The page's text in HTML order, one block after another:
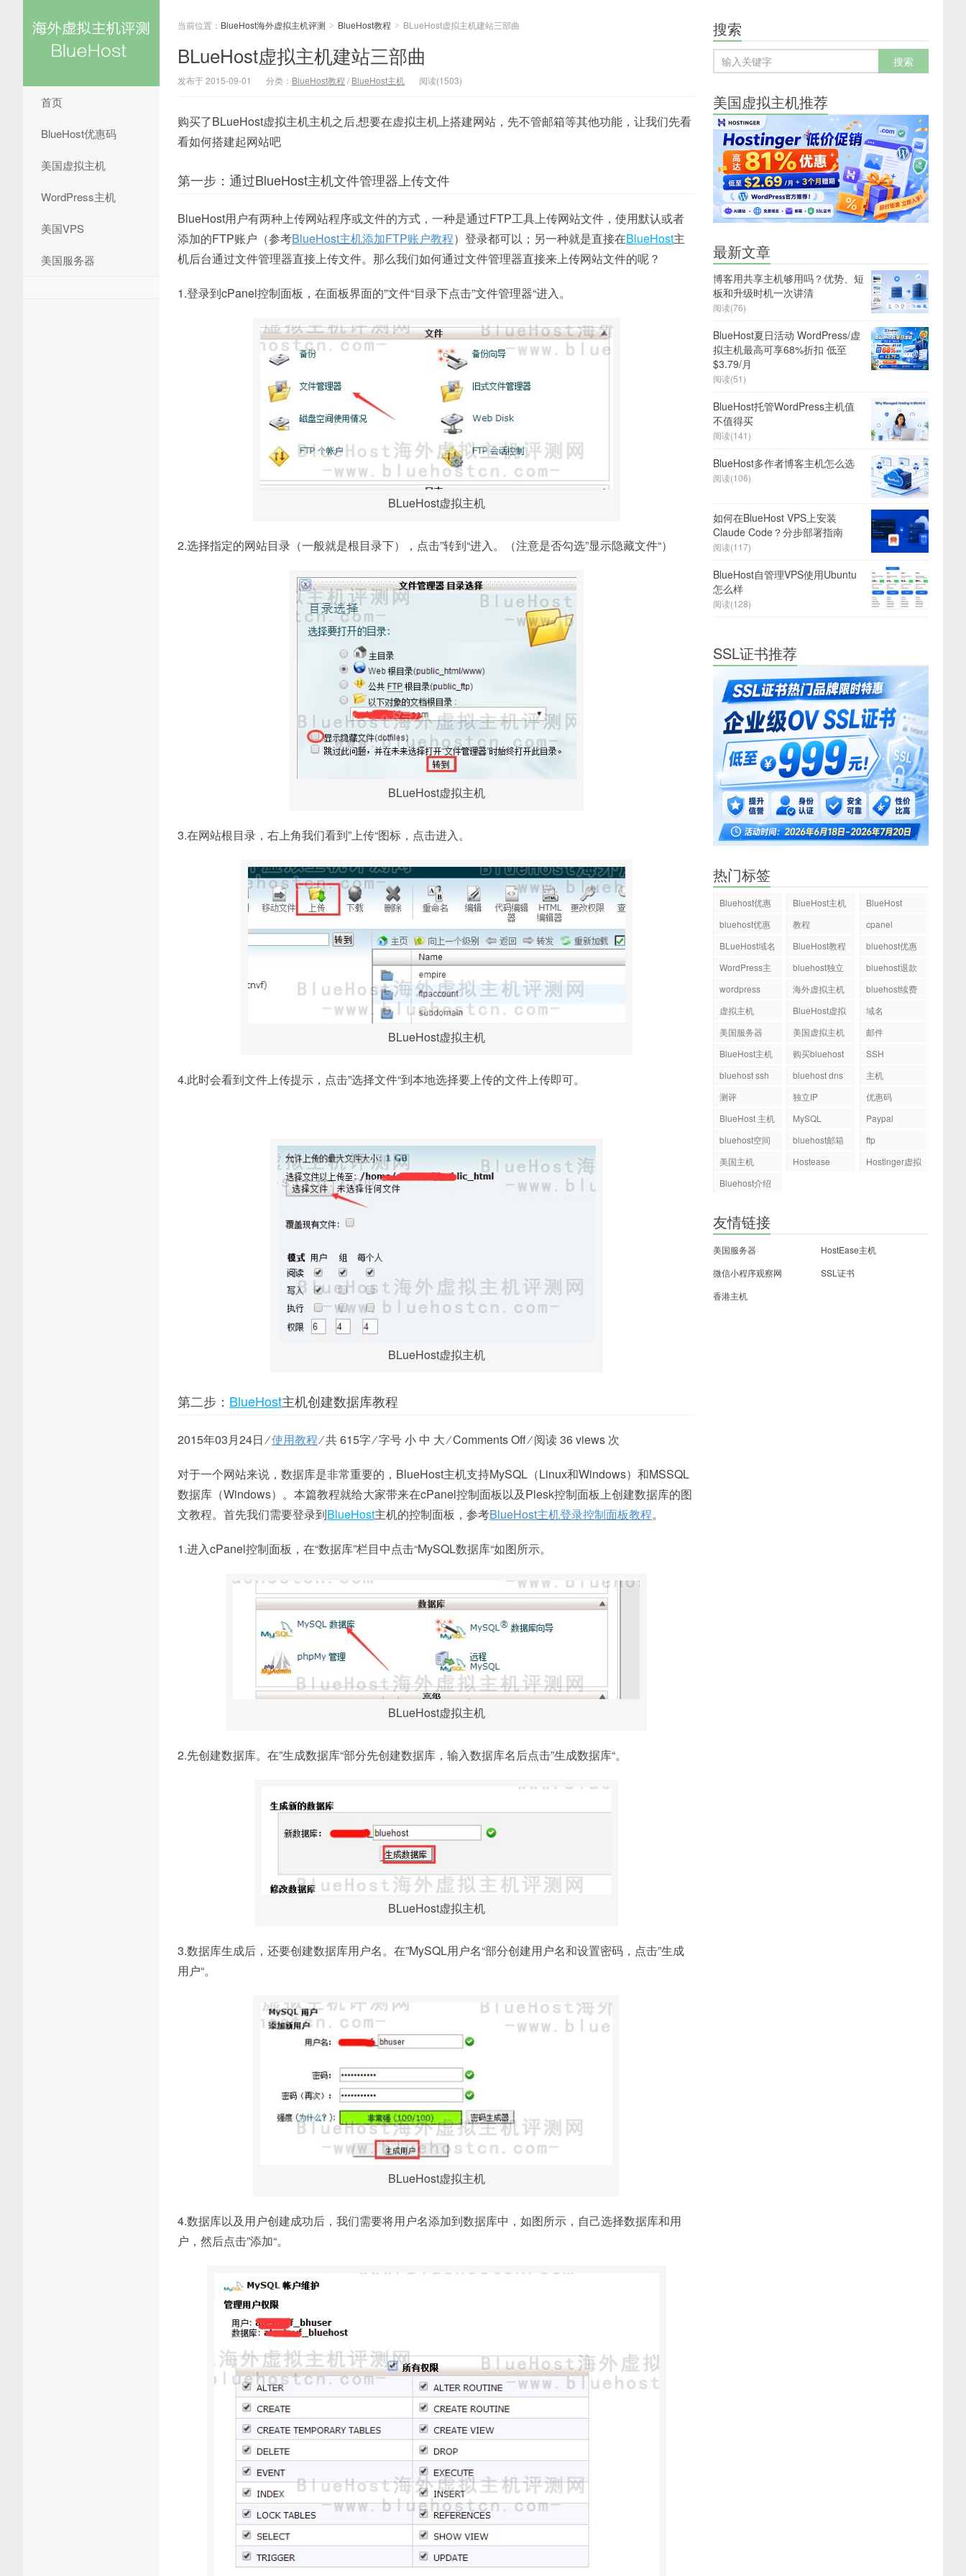
首页
BlueHost优惠码
美国虚拟主机
WordPress主机
美国VPS
美国服务器
当前位置： BlueHost海外虚拟主机评测 > BlueHost教程 > BLueHost虚拟主机建站三部曲
BLueHost虚拟主机建站三部曲
发布于 2015-09-01 分类： BlueHost教程 / BlueHost主机 阅读(1503)
购买了BLueHost虚拟主机主机之后,想要在虚拟主机上搭建网站，先不管邮箱等其他功能，让我们先看
看如何搭建起网站吧
第一步：通过BlueHost主机文件管理器上传文件
BlueHost用户有两种上传网站程序或文件的方式，一种是通过FTP工具上传网站文件，使用默认或者
添加的FTP账户（参考BlueHost主机添加FTP账户教程）登录都可以；另一种就是直接在BlueHost主
机后台通过文件管理器直接上传文件。那么我们如何通过文件管理器直接来上传网站文件的呢？
1.登录到cPanel控制面板，在面板界面的”文件“目录下点击”文件管理器“进入。
BLueHost虚拟主机
2.选择指定的网站目录（一般就是根目录下），点击”转到“进入。（注意是否勾选”显示隐藏文件“）
BLueHost虚拟主机
3.在网站根目录，右上角我们看到”上传“图标，点击进入。
BLueHost虚拟主机
4.此时会看到文件上传提示，点击”选择文件“到本地选择要上传的文件上传即可。
BLueHost虚拟主机
第二步： BlueHost主机创建数据库教程
2015年03月24日 ⁄使用教程⁄ 共 615字 ⁄ 字号 小 中 大 ⁄ Comments Off ⁄ 阅读 36 views 次
对于一个网站来说，数据库是非常重要的，BlueHost主机支持MySQL（Linux和Windows）和MSSQL
数据库（Windows）。本篇教程就给大家带来在cPanel控制面板以及Plesk控制面板上创建数据库的图
文教程。首先我们需要登录到BlueHost主机的控制面板，参考BlueHost主机登录控制面板教程。
1.进入cPanel控制面板，在“数据库”栏目中点击“MySQL数据库“如图所示。
BLueHost虚拟主机
2.先创建数据库。在”生成数据库“部分先创建数据库，输入数据库名后点击”生成数据库“。
BLueHost虚拟主机
3.数据库生成后，还要创建数据库用户名。在”MySQL用户名“部分创建用户名和设置密码，点击”生成
用户“。
BLueHost虚拟主机
4.数据库以及用户创建成功后，我们需要将用户名添加到数据库中，如图所示，自己选择数据库和用
户，然后点击”添加“。
搜索
美国虚拟主机推荐
最新文章
博客用共享主机够用吗？优势、短
板和升级时机一次讲清
阅读(76)
BlueHost夏日活动 WordPress/虚
拟主机最高可享68%折扣 低至
$3.79/月
阅读(51)
BlueHost托管WordPress主机值
不值得买
阅读(141)
BlueHost多作者博客主机怎么选
阅读(106)
如何在BlueHost VPS上安装
Claude Code？分步部署指南
阅读(117)
BlueHost自管理VPS使用Ubuntu
怎么样
阅读(128)
SSL证书推荐
热门标签
Bluehost优惠
BlueHost主机
BlueHost
bluehost优惠
教程
cpanel
BLueHost域名
BlueHost教程
bluehost优惠
WordPress主
bluehost独立
bluehost退款
wordpress
海外虚拟主机
bluehost续费
虚拟主机
BlueHost虚拟
域名
美国服务器
美国虚拟主机
邮件
BlueHost主机
购买bluehost
SSH
bluehost ssh
bluehost dns
主机
测评
独立IP
优惠码
BlueHost 主机
MySQL
Paypal
bluehost空间
bluehost邮箱
ftp
美国主机
Hostease
Hostinger虚拟
Bluehost介绍
友情链接
美国服务器
HostEase主机
微信小程序观察网
SSL证书
香港主机